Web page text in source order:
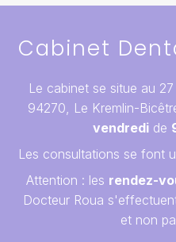
Cabinet
Le cabinet se situe au
94270, Le Kremlin-
vendredi de
Les consultations se font
Attention : les rendez-
Docteur Roua
et non